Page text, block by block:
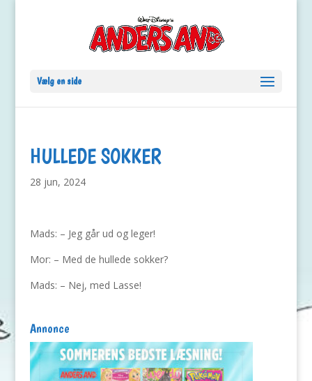
Vælg en side
HULLEDE SOKKER
28 jun, 2024
Mads: – Jeg går ud og leger!
Mor: – Med de hullede sokker?
Mads: – Nej, med Lasse!
Annonce